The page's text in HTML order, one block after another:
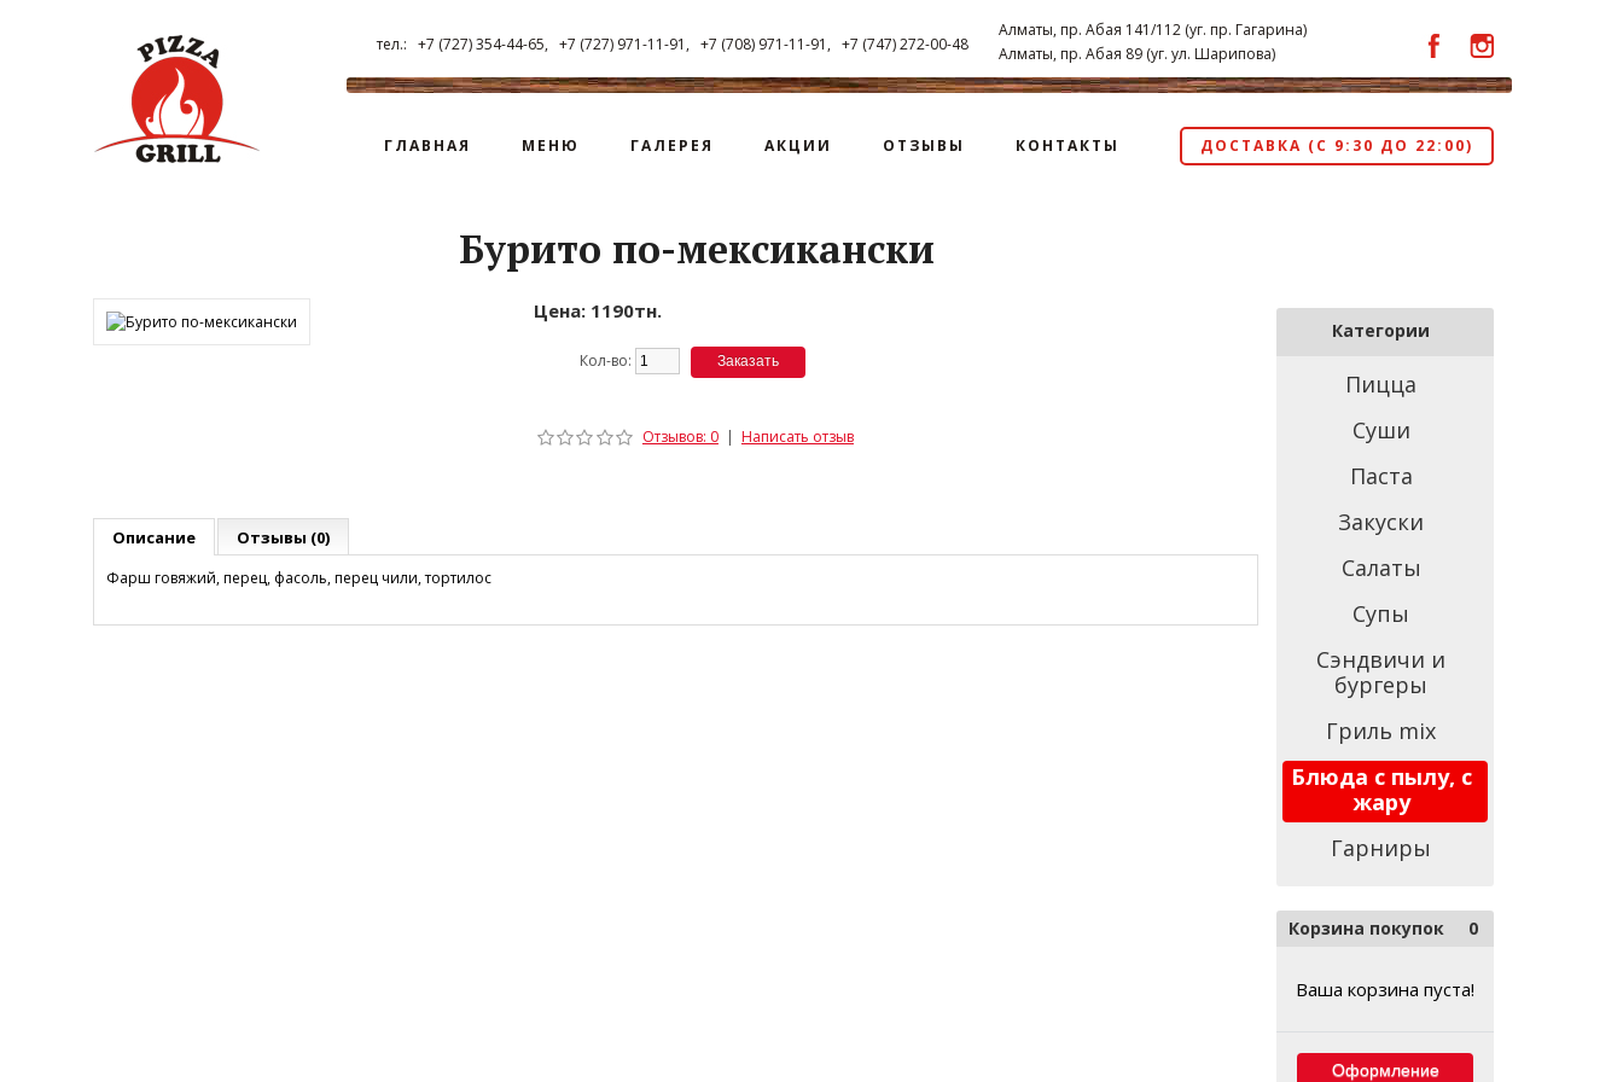
тел.: +7 (727) 354-44-65, +7 (727) 971-11-91, +7 (708) 971-11-91, +7 (747) 272-00-48
Алматы, пр. Абая 141/112 (уг. пр. Гагарина)
Алматы, пр. Абая 89 (уг. ул. Шарипова)
ГЛАВНАЯ МЕНЮ ГАЛЕРЕЯ АКЦИИ ОТЗЫВЫ КОНТАКТЫ ДОСТАВКА (С 9:30 ДО 22:00)
Категории
Пицца
Суши
Паста
Закуски
Салаты
Супы
Сэндвичи и
бургеры
Гриль mix
Блюда с пылу, с
жару
Гарниры
Корзина покупок 0
Ваша корзина пуста!
Оформление
Бурито по-мексикански
Цена: 1190тн.
Кол-во:
Отзывов: 0| Написать отзыв
Описание Отзывы (0)
Фарш говяжий, перец, фасоль, перец чили, тортилос